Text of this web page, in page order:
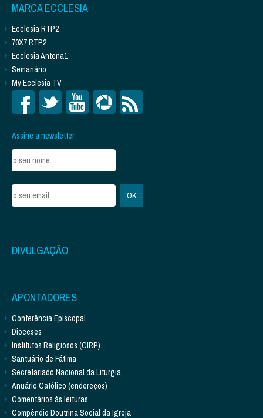
MARCA ECCLESIA
Ecclesia RTP2
70X7 RTP2
Ecclesia Antena1
Semanário
My Ecclesia TV
Assine a newsletter
DIVULGAÇÃO
APONTADORES
Conferência Episcopal
Dioceses
Institutos Religiosos (CIRP)
Santuário de Fátima
Secretariado Nacional da Liturgia
Anuário Católico (endereços)
Comentários às leituras
Compêndio Doutrina Social da Igreja